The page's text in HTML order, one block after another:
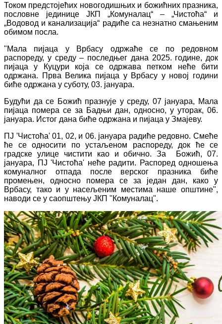
Током предстојећих новогодишњих и божићних празника,
пословне јединице ЈКП „Комуналац“ – „Чистоћа“ и
„Водовод и канализација“ радиће са незнатно смањеним
обимом посла.
"Мала пијаца у Врбасу одржаће се по редовном
распореду, у среду – последњег дана 2025. године, док
пијаца у Куцури која се одржава петком неће бити
одржана. Прва Велика пијаца у Врбасу у новој години
биће одржана у суботу, 03. јануара.
Будући да се Божић празнује у среду, 07 јануара, Мала
пијаца помера се за Бадњи дан, односно, у уторак, 06.
јануара. Истог дана биће одржана и пијаца у Змајеву.
ПЈ 'Чистоћа' 01, 02, и 06. јануара радиће редовно. Смеће
ће се односити по устаљеном распореду, док ће се
градске улице чистити као и обично. За Божић, 07.
јануара, ПЈ 'Чистоћа' неће радити. Распоред одношења
комуналног отпада после верског празника биће
промењен, односно помера се за један дан, како у
Врбасу, тако и у насељеним местима наше општине",
наводи се у саопштењу ЈКП "Комуналац".